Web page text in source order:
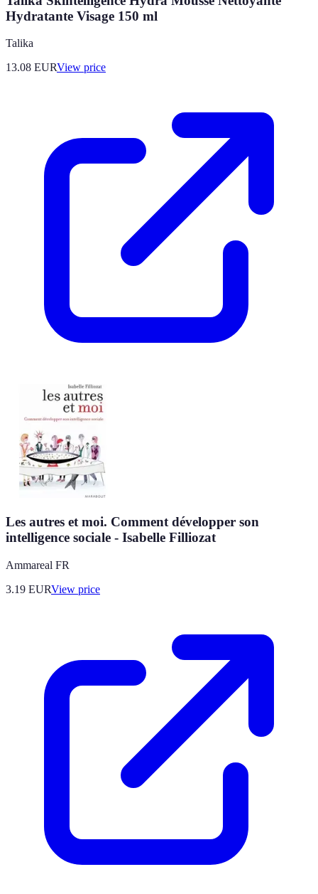
Hydratante Visage 150 ml
Talika
13.08 EURView price
Les autres et moi. Comment développer son
intelligence sociale - Isabelle Filliozat
Ammareal FR
3.19 EURView price